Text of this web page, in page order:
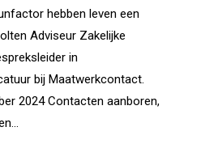
hebben leven een
Adviseur Zakelijke
in
bij Maatwerkcontact.
2024 Contacten aanboren,